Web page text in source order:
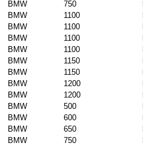
BMW
750
BMW
1100
BMW
1100
BMW
1100
BMW
1100
BMW
1150
BMW
1150
BMW
1200
BMW
1200
BMW
500
BMW
600
BMW
650
BMW
750